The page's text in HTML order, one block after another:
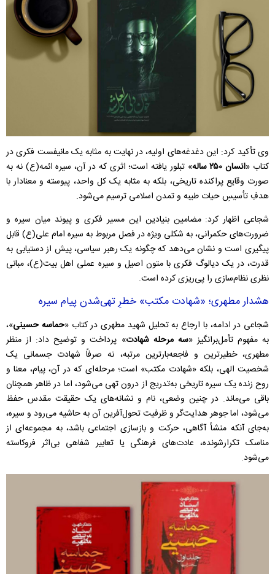
وی تأکید کرد: این دغدغه‌های اولیه، در نهایت به مثابه یک مانیفست فکری در
کتاب «انسان ۲۵۰ ساله
» تبلور یافته است؛ اثری که در آن، سیره ائمه(ع) نه به
صورت وقایع پراکنده تاریخی، بلکه به مثابه یک کل واحد، پیوسته و معنادار با
هدفِ تأسیسِ حیات طیبه و تمدن اسلامی ترسیم می‌شود.
شجاعی اظهار کرد: مضامین بنیادین این مسیر فکری و پیوند میان سیره و
ضرورت‌های حکمرانی، به شکلی ویژه در فصل مربوط به سیره امام علی(ع) قابل
پیگیری است و نشان می‌دهد که چگونه یک رهبر سیاسی، پیش از دستیابی به
قدرت، در یک دیالوگ فکری با متون اصیل و سیره عملی اهل بیت(ع)، مبانی
نظری نظام‌سازی را پی‌ریزی کرده است.
هشدار مطهری‌‌؛ «شهادت مکتب» خطرِ تهی‌شدن پیام سیره
شجاعی در ادامه، با ارجاع به تحلیل شهید مطهری در کتاب «حماسه حسینی»،
به مفهوم تأمل‌برانگیز «سه مرحله شهادت» پرداخت و توضیح داد: از منظر
مطهری، خطیرترین و فاجعه‌بارترین مرتبه، نه صرفاً شهادت جسمانی یک
شخصیت الهی، بلکه «شهادت مکتب» است؛ مرحله‌ای که در آن، پیام، معنا و
روح زنده یک سیره تاریخی به‌تدریج از درون تهی می‌شود، اما در ظاهر همچنان
باقی می‌ماند. در چنین وضعی، نام و نشانه‌های یک حقیقت مقدس حفظ
می‌شود، اما جوهر هدایت‌گر و ظرفیت تحول‌آفرین آن به حاشیه می‌رود و سیره،
به‌جای آنکه منشأ آگاهی، حرکت و بازسازی اجتماعی باشد، به مجموعه‌ای از
مناسک تکرارشونده، عادت‌های فرهنگی یا تعابیر شفاهی بی‌اثر فروکاسته
می‌شود.